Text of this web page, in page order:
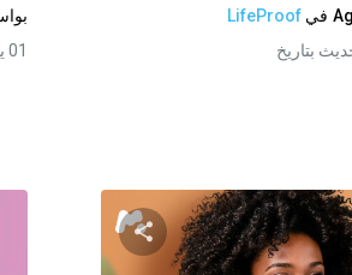
فيLifeProof
01 يونيو, 2026 تم التحديث بتاريخ